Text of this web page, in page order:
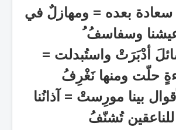
سعادة بعده = ومهازلٌ في
وسفاسفُ
أدْبَرَتْ واستُبدلت =
حلّت ومنها نَغْرِفُ
بينا مورِستْ = آذانُنا
للناعقين تُشنّفُ